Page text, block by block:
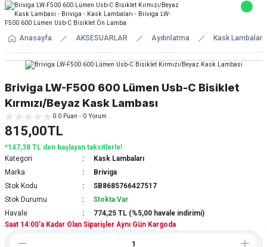
Anasayfa AKSESUARLAR Aydınlatma Kask Lambaları
Briviga LW-F500 600 Lümen Usb-C Bisiklet
Kırmızı/Beyaz Kask Lambası
0.0 Puan - 0 Yorum
815,00TL
*147,38 TL den başlayan taksitlerle!
Kategori
Kask Lambaları
Marka
Briviga
Stok Kodu
SB8685766427517
Stok Durumu
Stokta Var
Havale
774,25 TL (%5,00 havale indirimi)
Saat 14:00'a Kadar Olan Siparişler Aynı Gün Kargoda